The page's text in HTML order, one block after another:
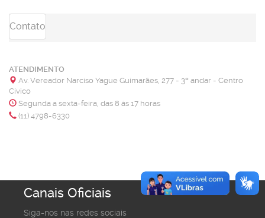
Contato
ATENDIMENTO
Av. Vereador Narciso Yague Guimarães, 277 - 3º andar - Centro
Cívico
Segunda a sexta-feira, das 8 às 17 horas
(11) 4798-6330
Canais Oficiais
Siga-nos nas redes sociais